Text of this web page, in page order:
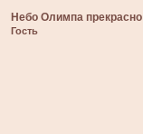
Небо Олимпа прекрасно
Гость